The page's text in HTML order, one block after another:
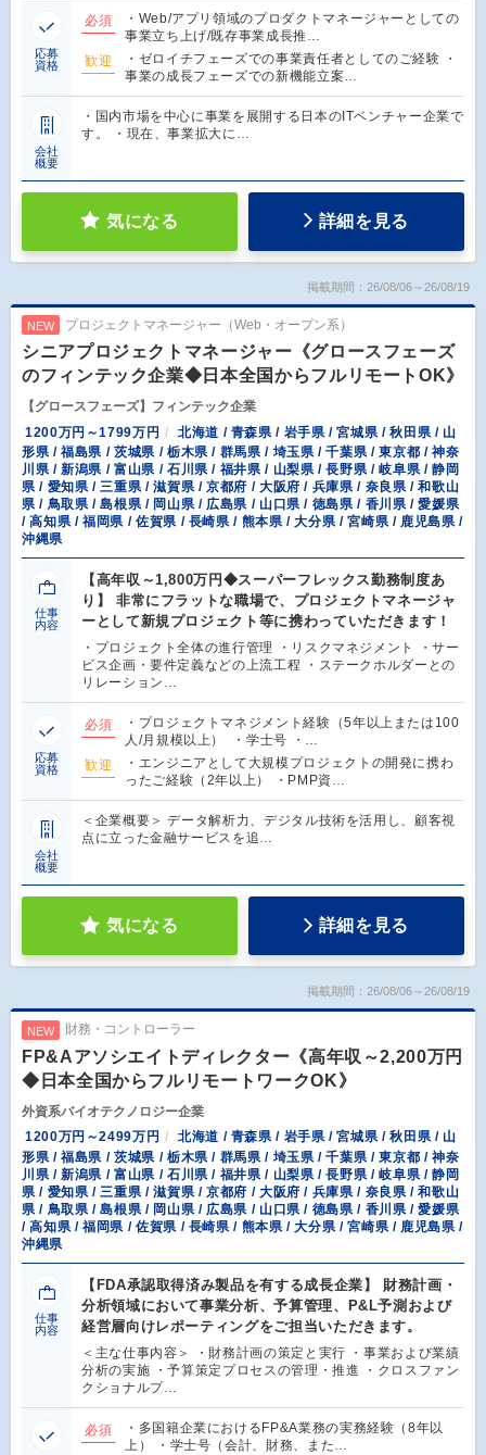
応募
資格
必須
・Web/アプリ領域のプロダクトマネージャーとしての
事業立ち上げ/既存事業成長推…
歓迎
・ゼロイチフェーズでの事業責任者としてのご経験 ・
事業の成長フェーズでの新機能立案…
会社
概要
・国内市場を中心に事業を展開する日本のITベンチャー企業で
す。 ・現在、事業拡大に…
気になる 詳細を見る
掲載期間：26/08/06～26/08/19
NEW プロジェクトマネージャー（Web・オープン系）
シニアプロジェクトマネージャー《グロースフェーズ
のフィンテック企業◆日本全国からフルリモートOK》
【グロースフェーズ】フィンテック企業
1200万円～1799万円
北海道 / 青森県 / 岩手県 / 宮城県 / 秋田県 / 山
形県 / 福島県 / 茨城県 / 栃木県 / 群馬県 / 埼玉県 / 千葉県 / 東京都 / 神奈
川県 / 新潟県 / 富山県 / 石川県 / 福井県 / 山梨県 / 長野県 / 岐阜県 / 静岡
県 / 愛知県 / 三重県 / 滋賀県 / 京都府 / 大阪府 / 兵庫県 / 奈良県 / 和歌山
県 / 鳥取県 / 島根県 / 岡山県 / 広島県 / 山口県 / 徳島県 / 香川県 / 愛媛県
/ 高知県 / 福岡県 / 佐賀県 / 長崎県 / 熊本県 / 大分県 / 宮崎県 / 鹿児島県 /
沖縄県
仕事
内容
【高年収～1,800万円◆スーパーフレックス勤務制度あ
り】 非常にフラットな職場で、プロジェクトマネージャ
ーとして新規プロジェクト等に携わっていただきます！
・プロジェクト全体の進行管理 ・リスクマネジメント ・サー
ビス企画・要件定義などの上流工程 ・ステークホルダーとの
リレーション…
応募
資格
必須
・プロジェクトマネジメント経験（5年以上または100
人/月規模以上） ・学士号 ・…
歓迎
・エンジニアとして大規模プロジェクトの開発に携わ
ったご経験（2年以上） ・PMP資…
会社
概要
＜企業概要＞ データ解析力、デジタル技術を活用し、顧客視
点に立った金融サービスを追…
気になる 詳細を見る
掲載期間：26/08/06～26/08/19
NEW 財務・コントローラー
FP&Aアソシエイトディレクター《高年収～2,200万円
◆日本全国からフルリモートワークOK》
外資系バイオテクノロジー企業
1200万円～2499万円
北海道 / 青森県 / 岩手県 / 宮城県 / 秋田県 / 山
形県 / 福島県 / 茨城県 / 栃木県 / 群馬県 / 埼玉県 / 千葉県 / 東京都 / 神奈
川県 / 新潟県 / 富山県 / 石川県 / 福井県 / 山梨県 / 長野県 / 岐阜県 / 静岡
県 / 愛知県 / 三重県 / 滋賀県 / 京都府 / 大阪府 / 兵庫県 / 奈良県 / 和歌山
県 / 鳥取県 / 島根県 / 岡山県 / 広島県 / 山口県 / 徳島県 / 香川県 / 愛媛県
/ 高知県 / 福岡県 / 佐賀県 / 長崎県 / 熊本県 / 大分県 / 宮崎県 / 鹿児島県 /
沖縄県
仕事
内容
【FDA承認取得済み製品を有する成長企業】 財務計画・
分析領域において事業分析、予算管理、P&L予測および
経営層向けレポーティングをご担当いただきます。
＜主な仕事内容＞ ・財務計画の策定と実行 ・事業および業績
分析の実施 ・予算策定プロセスの管理・推進 ・クロスファン
クショナルプ…
必須
・多国籍企業におけるFP&A業務の実務経験（8年以
上） ・学士号（会計、財務、また…